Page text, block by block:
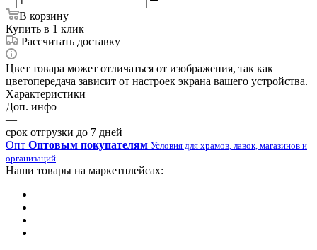
В корзину
Купить в 1 клик
Рассчитать доставку
Цвет товара может отличаться от изображения, так как
цветопередача зависит от настроек экрана вашего устройства.
Характеристики
Доп. инфо
—
срок отгрузки до 7 дней
Опт Оптовым покупателям Условия для храмов, лавок, магазинов и
организаций
Наши товары на маркетплейсах: